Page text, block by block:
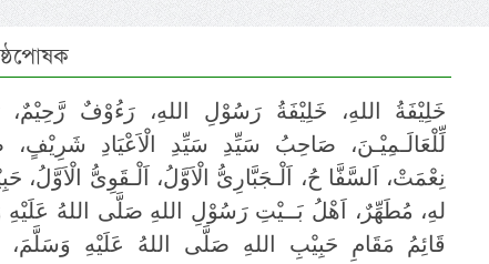
خَلِيْفَةُ اللهِ، خَلِيْفَةُ رَسُوْلِ اللهِ، رَءُوْفٌ رَّحِيْمٌ،
لِّلْعَالَـمِيْـنَ، صَاحِبُ سَيِّدِ سَيِّدِ الْاَعْيَادِ
نِعْمَتْ، اَلسَّفَّا حُ، اَلْـجَبَّارِىُّ الْاَوَّلُ، اَلْـقَوِىُّ الْاَوَّلُ،
لهِ، مُطَهِّرٌ، اَهْلُ بَــيْتِ رَسُوْلِ اللهِ صَلَّى اللهُ عَلَيْهِ
قَائِمُ مَقَامِ حَبِيْبِ اللهِ صَلَّى اللهُ عَلَيْهِ وَسَلَّمَ،